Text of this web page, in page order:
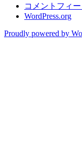
コメントフィー
WordPress.org
Proudly powered by